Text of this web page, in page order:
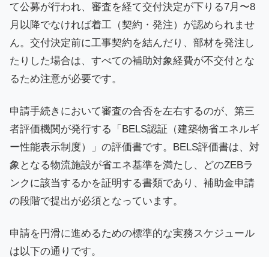
て公募が行われ、審査を経て交付決定が下りる7月〜8
月以降でなければ着工（契約・発注）が認められませ
ん。交付決定前に工事契約を結んだり、部材を発注し
たりした場合は、すべての補助対象経費が不交付とな
るため注意が必要です。
申請手続きにおいて審査の合否を左右するのが、第三
者評価機関が発行する「BELS認証（建築物省エネルギ
ー性能表示制度）」の評価書です。BELS評価書は、対
象となる物流施設が省エネ基準を満たし、どのZEBラ
ンクに該当するかを証明する書類であり、補助金申請
の段階で提出が必須となっています。
申請を円滑に進めるための標準的な実務スケジュール
は以下の通りです。